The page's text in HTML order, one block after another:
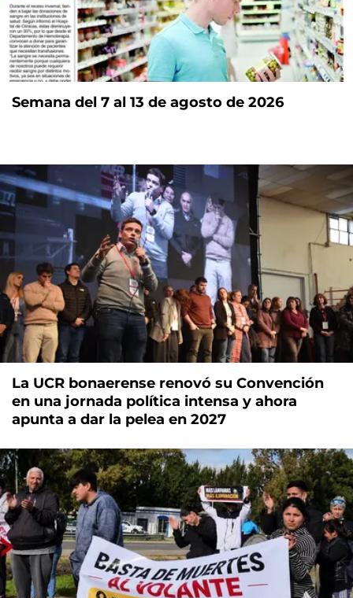
Semana del 7 al 13 de agosto de 2026
La UCR bonaerense renovó su Convención
en una jornada política intensa y ahora
apunta a dar la pelea en 2027